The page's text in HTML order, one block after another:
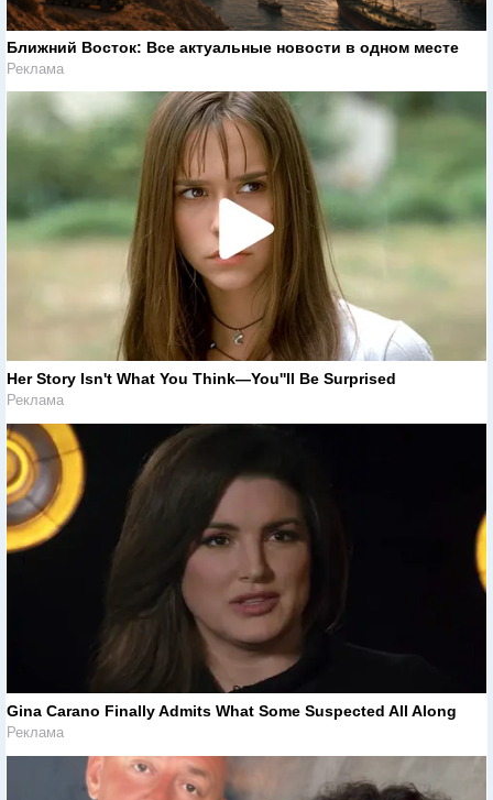
Ближний Восток: Все актуальные новости в одном месте
Реклама
Her Story Isn't What You Think—You''ll Be Surprised
Реклама
Gina Carano Finally Admits What Some Suspected All Along
Реклама